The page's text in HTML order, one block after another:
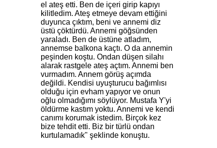
el ateş etti. Ben de içeri girip kapıyı
kilitledim. Ateş etmeye devam ettiğini
duyunca çıktım, beni ve annemi diz
üstü çöktürdü. Annemi göğsünden
yaraladı. Ben de üstüne atladım,
annemse balkona kaçtı. O da annemin
peşinden koştu. Ondan düşen silahı
alarak rastgele ateş açtım. Annemi ben
vurmadım. Annem görüş açımda
değildi. Kendisi uyuşturucu bağımlısı
olduğu için evham yapıyor ve onun
oğlu olmadığımı söylüyor. Mustafa Y'yi
öldürme kastım yoktu. Annemi ve kendi
canımı korumak istedim. Birçok kez
bize tehdit etti. Biz bir türlü ondan
kurtulamadık" şeklinde konuştu.